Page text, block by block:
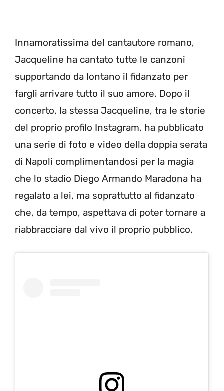
Innamoratissima del cantautore romano,
Jacqueline ha cantato tutte le canzoni
supportando da lontano il fidanzato per
fargli arrivare tutto il suo amore. Dopo il
concerto, la stessa Jacqueline, tra le storie
del proprio profilo Instagram, ha pubblicato
una serie di foto e video della doppia serata
di Napoli complimentandosi per la magia
che lo stadio Diego Armando Maradona ha
regalato a lei, ma soprattutto al fidanzato
che, da tempo, aspettava di poter tornare a
riabbracciare dal vivo il proprio pubblico.